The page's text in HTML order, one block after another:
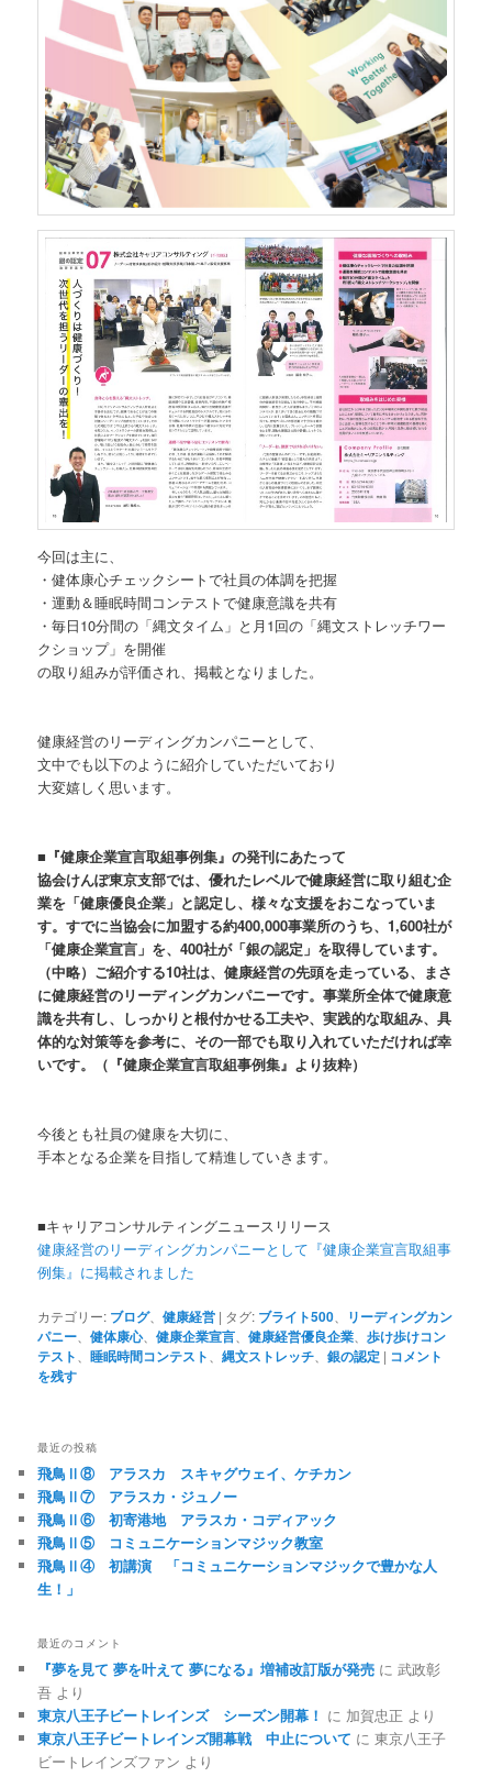
今回は主に、
・健体康心チェックシートで社員の体調を把握
・運動＆睡眠時間コンテストで健康意識を共有
・毎日10分間の「縄文タイム」と月1回の「縄文ストレッチワー
クショップ」を開催
の取り組みが評価され、掲載となりました。
健康経営のリーディングカンパニーとして、
文中でも以下のように紹介していただいており
大変嬉しく思います。
■『健康企業宣言取組事例集』の発刊にあたって
協会けんぽ東京支部では、優れたレベルで健康経営に取り組む企
業を「健康優良企業」と認定し、様々な支援をおこなっていま
す。すでに当協会に加盟する約400,000事業所のうち、1,600社が
「健康企業宣言」を、400社が「銀の認定」を取得しています。
（中略）ご紹介する10社は、健康経営の先頭を走っている、まさ
に健康経営のリーディングカンパニーです。事業所全体で健康意
識を共有し、しっかりと根付かせる工夫や、実践的な取組み、具
体的な対策等を参考に、その一部でも取り入れていただければ幸
いです。（『健康企業宣言取組事例集』より抜粋）
今後とも社員の健康を大切に、
手本となる企業を目指して精進していきます。
■キャリアコンサルティングニュースリリース
健康経営のリーディングカンパニーとして『健康企業宣言取組事
例集』に掲載されました
カテゴリー: ブログ、健康経営 | タグ: ブライト500
リーディングカン
パニー 、健体康心、健康企業宣言 、健康経営優良企業 、歩け歩けコン
テスト
、睡眠時間コンテスト 、縄文ストレッチ 、銀の認定 | コメント
を残す
最近の投稿
飛鳥Ⅱ⑧ アラスカ スキャグウェイ、ケチカン
飛鳥Ⅱ⑦ アラスカ・ジュノー
飛鳥Ⅱ⑥ 初寄港地 アラスカ・コディアック
飛鳥Ⅱ⑤ コミュニケーションマジック教室
飛鳥Ⅱ④ 初講演 「コミュニケーションマジックで豊かな人
生！」
最近のコメント
『夢を見て 夢を叶えて 夢になる』増補改訂版が発売 に武政彰
吾 より
東京八王子ビートレインズ シーズン開幕！ に 加賀忠正 より
東京八王子ビートレインズ開幕戦 中止について に東京八王子
ビートレインズファン より